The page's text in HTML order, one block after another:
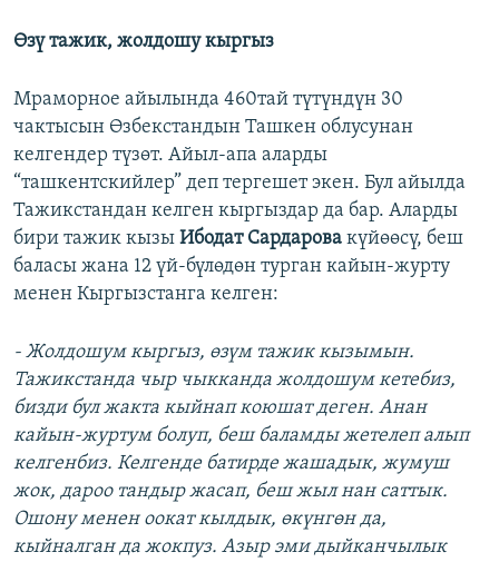
Өзү тажик, жолдошу кыргыз
Мраморное айылында 460тай түтүндүн 30
чактысын Өзбекстандын Ташкен облусунан
келгендер түзөт. Айыл-апа аларды
“ташкентскийлер” деп тергешет экен. Бул айылда
Тажикстандан келген кыргыздар да бар. Аларды
бири тажик кызы Ибодат Сардарова күйөөсү, беш
баласы жана 12 үй-бүлөдөн турган кайын-журту
менен Кыргызстанга келген:
- Жолдошум кыргыз, өзүм тажик кызымын.
Тажикстанда чыр чыкканда жолдошум кетебиз,
бизди бул жакта кыйнап коюшат деген. Анан
кайын-журтум болуп, беш баламды жетелеп алып
келгенбиз. Келгенде батирде жашадык, жумуш
жок, дароо тандыр жасап, беш жыл нан саттык.
Ошону менен оокат кылдык, өкүнгөн да,
кыйналган да жокпуз. Азыр эми дыйканчылык